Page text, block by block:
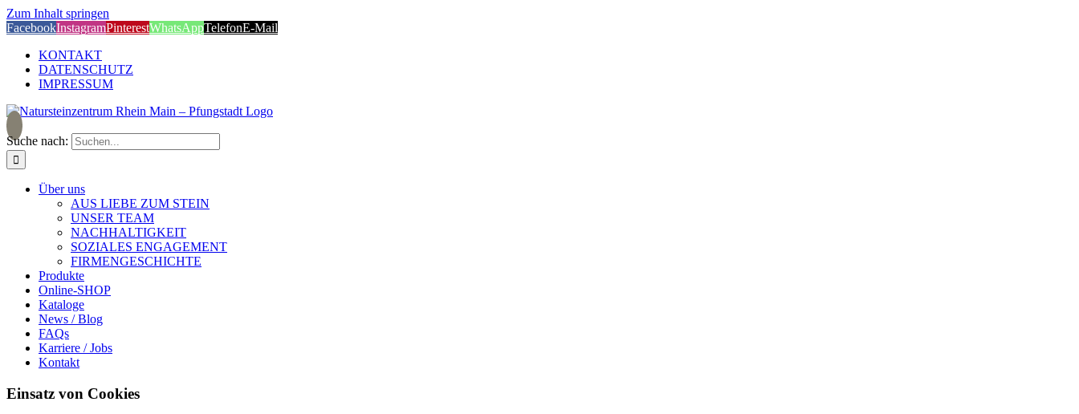
Zum Inhalt springen
FacebookInstagramPinterestWhatsAppTelefonE-Mail
KONTAKT
DATENSCHUTZ
IMPRESSUM
Suche nach:
Über uns
AUS LIEBE ZUM STEIN
UNSER TEAM
NACHHALTIGKEIT
SOZIALES ENGAGEMENT
FIRMENGESCHICHTE
Produkte
Online-SHOP
Kataloge
News / Blog
FAQs
Karriere / Jobs
Kontakt
Einsatz von Cookies